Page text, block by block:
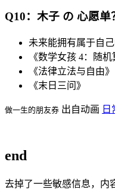
Q10：木子 の 心愿单
未来能拥有属于自
《数学女孩 4：随机
《法律立法与自由》
《末日三问》
做一生的朋友券 出自动画 日
end
去掉了一些敏感信息，内